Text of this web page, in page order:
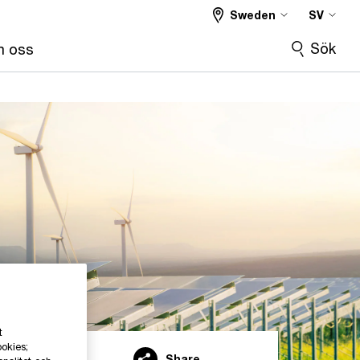
oss
Sweden SV
Sök